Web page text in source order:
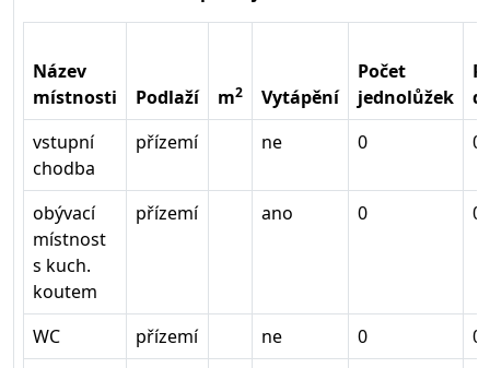
Název
místnosti
Podlaží m2 Vytápění
Počet
jednolůžek
vstupní
chodba
přízemí ne 0 0
obývací
místnost
s kuch.
koutem
přízemí ano 0 0
WC přízemí ne 0
0